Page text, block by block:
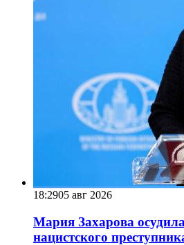
18:2905 авг 2026
Мария Захарова
нацистского